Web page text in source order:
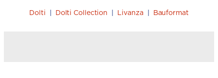
Dolti | Dolti Collection | Livanza | Bauformat